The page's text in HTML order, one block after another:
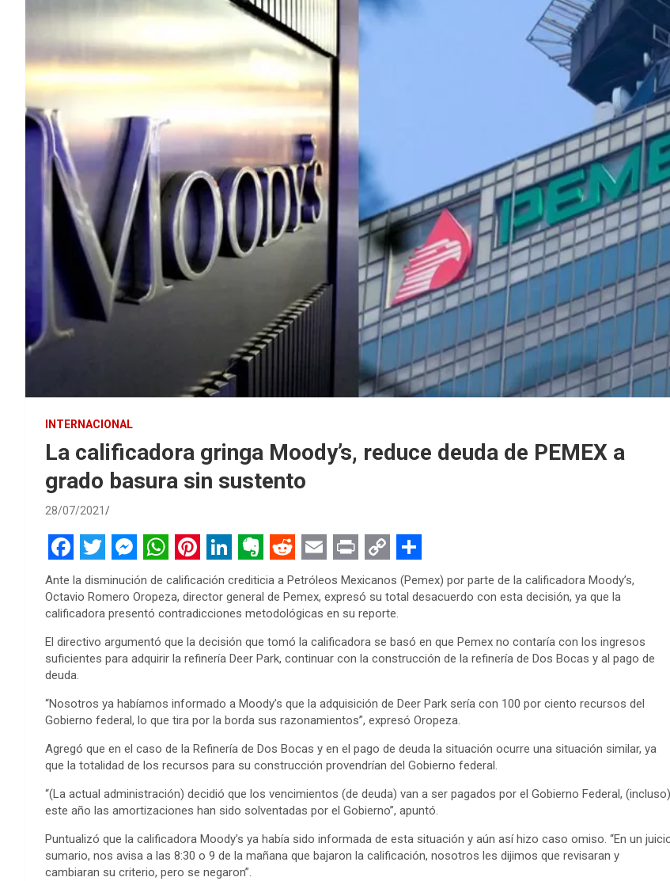
INTERNACIONAL
La calificadora gringa Moody’s, reduce deuda de PEMEX a
grado basura sin sustento
28/07/2021
F
a
c
e
b
o
o
k
T
w
i
t
e
r
M
e
s
s
n
g
e
r
W
h
a
t
s
A
p
p
P
i
n
t
r
e
s
t
L
i
n
k
d
I
n
E
v
e
r
o
t
e
R
e
d
d
t
E
m
a
i
P
r
i
n
C
o
p
y
i
n
k
S
h
a
r
Ante la disminución de calificación crediticia a Petróleos Mexicanos (Pemex) por parte de la calificadora Moody’s,
Octavio Romero Oropeza, director general de Pemex, expresó su total desacuerdo con esta decisión, ya que la
calificadora presentó contradicciones metodológicas en su reporte.
El directivo argumentó que la decisión que tomó la calificadora se basó en que Pemex no contaría con los ingresos
suficientes para adquirir la refinería Deer Park, continuar con la construcción de la refinería de Dos Bocas y al pago de
deuda.
“Nosotros ya habíamos informado a Moody’s que la adquisición de Deer Park sería con 100 por ciento recursos del
Gobierno federal, lo que tira por la borda sus razonamientos”, expresó Oropeza.
Agregó que en el caso de la Refinería de Dos Bocas y en el pago de deuda la situación ocurre una situación similar, ya
que la totalidad de los recursos para su construcción provendrían del Gobierno federal.
“(La actual administración) decidió que los vencimientos (de deuda) van a ser pagados por el Gobierno Federal, (incluso)
este año las amortizaciones han sido solventadas por el Gobierno”, apuntó.
Puntualizó que la calificadora Moody’s ya había sido informada de esta situación y aún así hizo caso omiso. “En un
sumario, nos avisa a las 8:30 o 9 de la mañana que bajaron la calificación, nosotros les dijimos que revisaran y
cambiaran su criterio, pero se negaron”.